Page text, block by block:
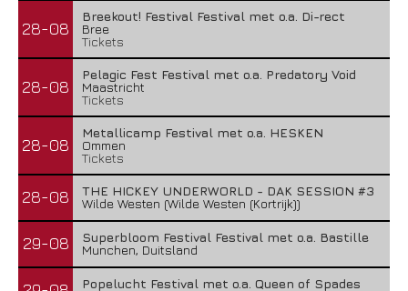
28-08
Breekout! Festival Festival met o.a. Di-rect
Bree
Tickets
28-08
Pelagic Fest Festival met o.a. Predatory Void
Maastricht
Tickets
28-08
Metallicamp Festival met o.a. HESKEN
Ommen
Tickets
28-08
THE HICKEY UNDERWORLD - DAK SESSION #3
Wilde Westen (Wilde Westen (Kortrijk))
29-08
Superbloom Festival Festival met o.a. Bastille
Munchen, Duitsland
Popelucht Festival met o.a. Queen of Spades